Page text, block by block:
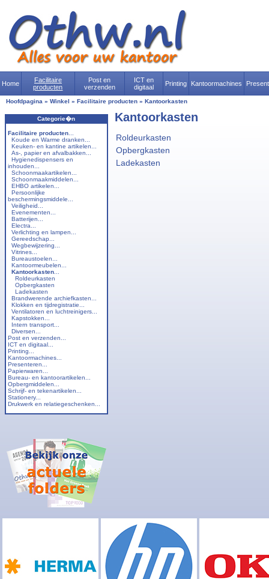
Home
Facilitaire
producten
Post en
verzenden
ICT en
digitaal
Printing Kantoormachines
Hoofdpagina » Winkel » Facilitaire producten » Kantoorkasten
Categorie�n
Facilitaire producten
Koude en Warme dranken...
Keuken- en kantine artikelen...
As-, papier en afvalbakken...
Hygienedispensers en
inhouden...
Schoonmaakartikelen...
Schoonmaakmiddelen...
EHBO artikelen...
Persoonlijke
beschermingsmiddele...
Veiligheid...
Evenementen...
Batterijen...
Electra...
Verlichting en lampen...
Gereedschap...
Wegbewijzering...
Vitrines...
Bureaustoelen...
Kantoormeubelen...
Kantoorkasten
Roldeurkasten
Opbergkasten
Ladekasten
Brandwerende archiefkasten...
Klokken en tijdregistratie...
Ventilatoren en luchtreinigers...
Kapstokken...
Intern transport...
Diversen...
Post en verzenden...
ICT en digitaal...
Printing...
Kantoormachines...
Presenteren...
Papierwaren...
Bureau- en kantoorartikelen...
Opbergmiddelen...
Schrijf- en tekenartikelen...
Stationery...
Drukwerk en relatiegeschenken...
Kantoorkasten
Roldeurkasten
Opbergkasten
Ladekasten